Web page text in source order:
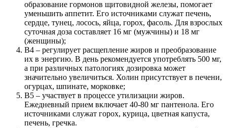
образование гормонов щитовидной железы, помогает
уменьшить аппетит. Его источниками служат печень,
сердце, тунец, лосось, яйца, горох, фасоль. Для взрослых
суточная доза составляет 16 мг (мужчины) и 18 мг
(женщины);
В4 – регулирует расщепление жиров и преобразование
их в энергию. В день рекомендуется употреблять 500 мг,
а при различных патологиях дозировка может
значительно увеличиться. Холин присутствует в печени,
огурцах, шпинате, морковке;
В5 – участвует в процессе утилизации жиров.
Ежедневный прием включает 40-80 мг пантенола. Его
источниками служат горох, курица, цветная капуста,
печень, гречка.